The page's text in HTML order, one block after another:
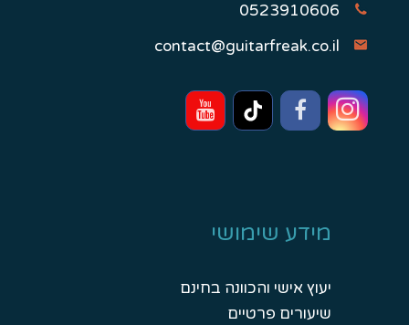
0523910606
contact@guitarfreak.co.il
מידע שימושי
יעוץ אישי והכוונה בחינם
שיעורים פרטיים